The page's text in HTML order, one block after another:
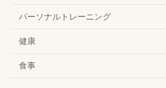
パーソナルトレーニング
健康
食事